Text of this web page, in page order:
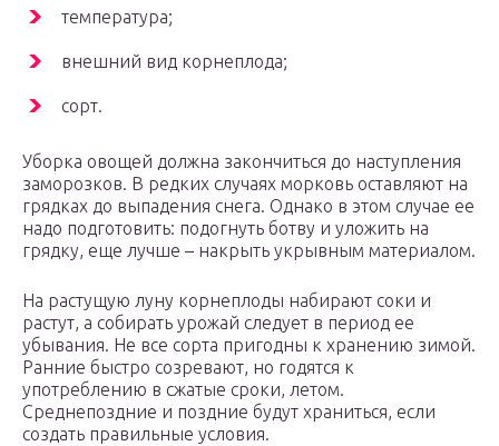
температура;
внешний вид корнеплода;
сорт.
Уборка овощей должна закончиться до наступления
заморозков. В редких случаях морковь оставляют на
грядках до выпадения снега. Однако в этом случае ее
надо подготовить: подогнуть ботву и уложить на
грядку, еще лучше – накрыть укрывным материалом.
На растущую луну корнеплоды набирают соки и
растут, а собирать урожай следует в период ее
убывания. Не все сорта пригодны к хранению зимой.
Ранние быстро созревают, но годятся к
употреблению в сжатые сроки, летом.
Среднепоздние и поздние будут храниться, если
создать правильные условия.